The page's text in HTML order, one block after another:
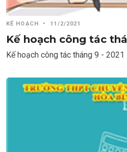
KẾ HOẠCH • 11/2/2021
Kế hoạch công tác
Kế hoạch công tác tháng 9 - 2021